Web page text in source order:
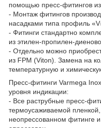
помощью пресс-фитингов
- Монтаж фитингов
насадками типа профиль
- Фитинги стандартно
из этилен-пропилен-
- Отдельно можно
из FPM (Viton). Замена на
температурную и
Пресс-фитинги Varmega
уровня индикации:
- Все раструбные пресс-
термоусаживаемой пленкой,
неопрессованном фитинге